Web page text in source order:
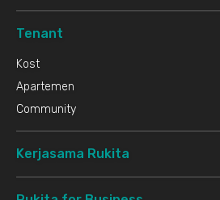
Tenant
Kost
Apartemen
Community
Kerjasama Rukita